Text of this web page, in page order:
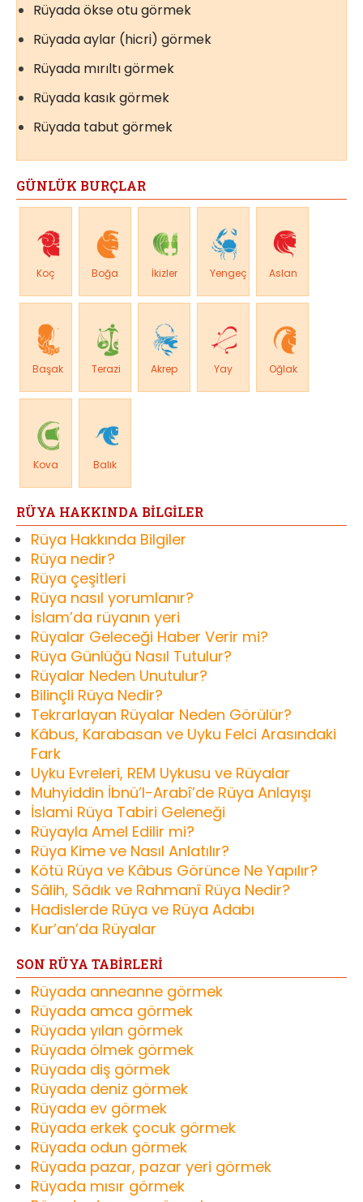
Rüyada ökse otu görmek
Rüyada aylar (hicri) görmek
Rüyada mırıltı görmek
Rüyada kasık görmek
Rüyada tabut görmek
GÜNLÜK BURÇLAR
Koç Boğa İkizler Yengeç Aslan
Başak Terazi Akrep Yay Oğlak
Kova Balık
RÜYA HAKKINDA BİLGİLER
Rüya Hakkında Bilgiler
Rüya nedir?
Rüya çeşitleri
Rüya nasıl yorumlanır?
İslam’da rüyanın yeri
Rüyalar Geleceği Haber Verir mi?
Rüya Günlüğü Nasıl Tutulur?
Rüyalar Neden Unutulur?
Bilinçli Rüya Nedir?
Tekrarlayan Rüyalar Neden Görülür?
Kâbus, Karabasan ve Uyku Felci Arasındaki
Fark
Uyku Evreleri, REM Uykusu ve Rüyalar
Muhyiddin İbnü’l-Arabî’de Rüya Anlayışı
İslami Rüya Tabiri Geleneği
Rüyayla Amel Edilir mi?
Rüya Kime ve Nasıl Anlatılır?
Kötü Rüya ve Kâbus Görünce Ne Yapılır?
Sâlih, Sâdık ve Rahmanî Rüya Nedir?
Hadislerde Rüya ve Rüya Adabı
Kur’an’da Rüyalar
SON RÜYA TABİRLERİ
Rüyada anneanne görmek
Rüyada amca görmek
Rüyada yılan görmek
Rüyada ölmek görmek
Rüyada diş görmek
Rüyada deniz görmek
Rüyada ev görmek
Rüyada erkek çocuk görmek
Rüyada odun görmek
Rüyada pazar, pazar yeri görmek
Rüyada mısır görmek